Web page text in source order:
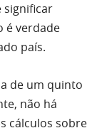
significar
é verdade
país.
de um quinto
não há
cálculos sobre